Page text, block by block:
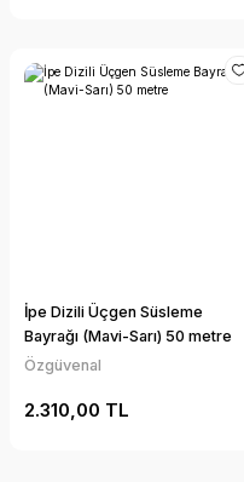
İpe Dizili Üçgen Süsleme
Bayrağı (Mavi-Sarı) 50 metre
Özgüvenal
2.310,00 TL